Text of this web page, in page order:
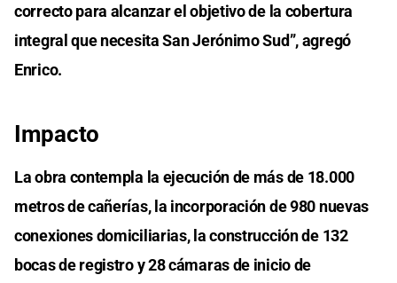
correcto para alcanzar el objetivo de la cobertura
integral que necesita San Jerónimo Sud”, agregó
Enrico.
Impacto
La obra contempla la ejecución de más de 18.000
metros de cañerías, la incorporación de 980 nuevas
conexiones domiciliarias, la construcción de 132
bocas de registro y 28 cámaras de inicio de